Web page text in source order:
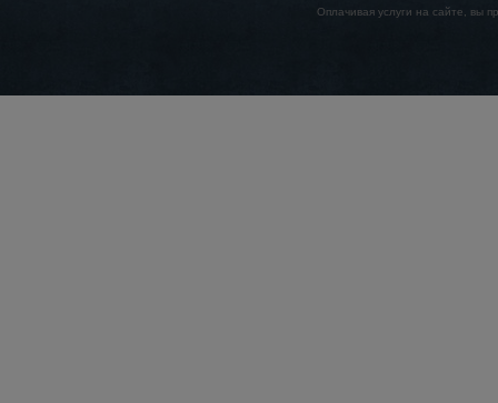
Оплачивая услуги на сайте, вы